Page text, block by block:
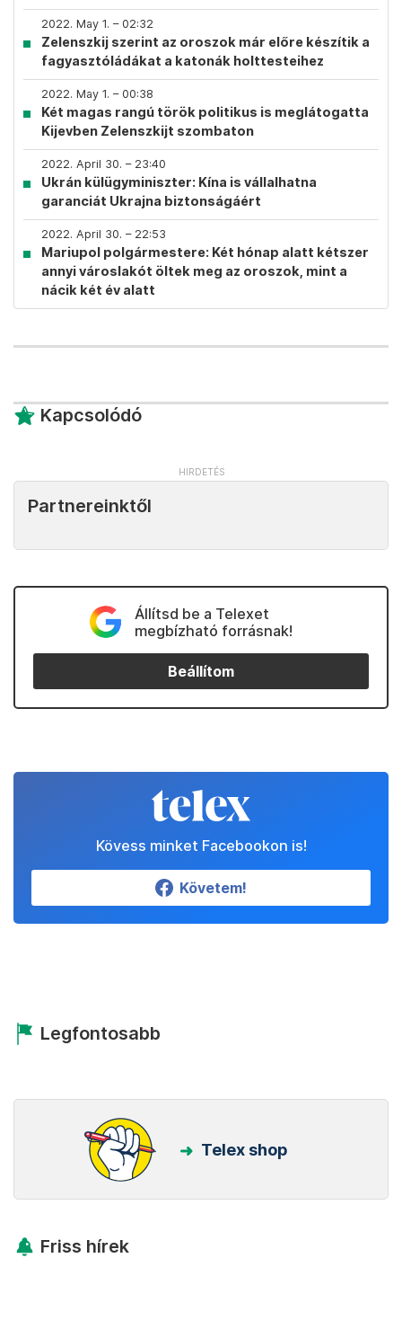
2022. May 1. – 02:32
Zelenszkij szerint az oroszok már előre készítik a
fagyasztóládákat a katonák holttesteihez
2022. May 1. – 00:38
Két magas rangú török politikus is meglátogatta
Kijevben Zelenszkijt szombaton
2022. April 30. – 23:40
Ukrán külügyminiszter: Kína is vállalhatna
garanciát Ukrajna biztonságáért
2022. April 30. – 22:53
Mariupol polgármestere: Két hónap alatt kétszer
annyi városlakót öltek meg az oroszok, mint a
nácik két év alatt
Kapcsolódó
Partnereinktől
Állítsd be a Telexet
megbízható forrásnak!
Beállítom
Kövess minket Facebookon is!
Követem!
Legfontosabb
Telex shop
Friss hírek